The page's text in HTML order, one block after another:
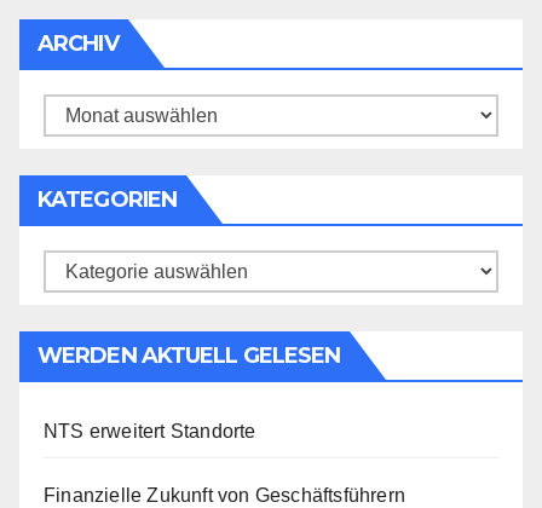
ARCHIV
Archiv
KATEGORIEN
Kategorien
WERDEN AKTUELL GELESEN
NTS erweitert Standorte
Finanzielle Zukunft von Geschäftsführern